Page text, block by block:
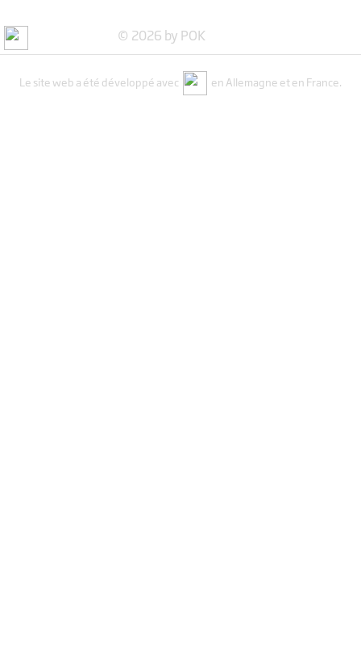
© 2026 by POK
Le site web a été développé avec en Allemagne et en France.